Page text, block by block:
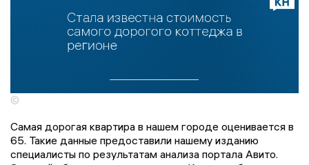
©
Самая дорогая квартира в нашем городе оценивается в
65. Такие данные предоставили нашему изданию
специалисты по результатам анализа портала Авито.